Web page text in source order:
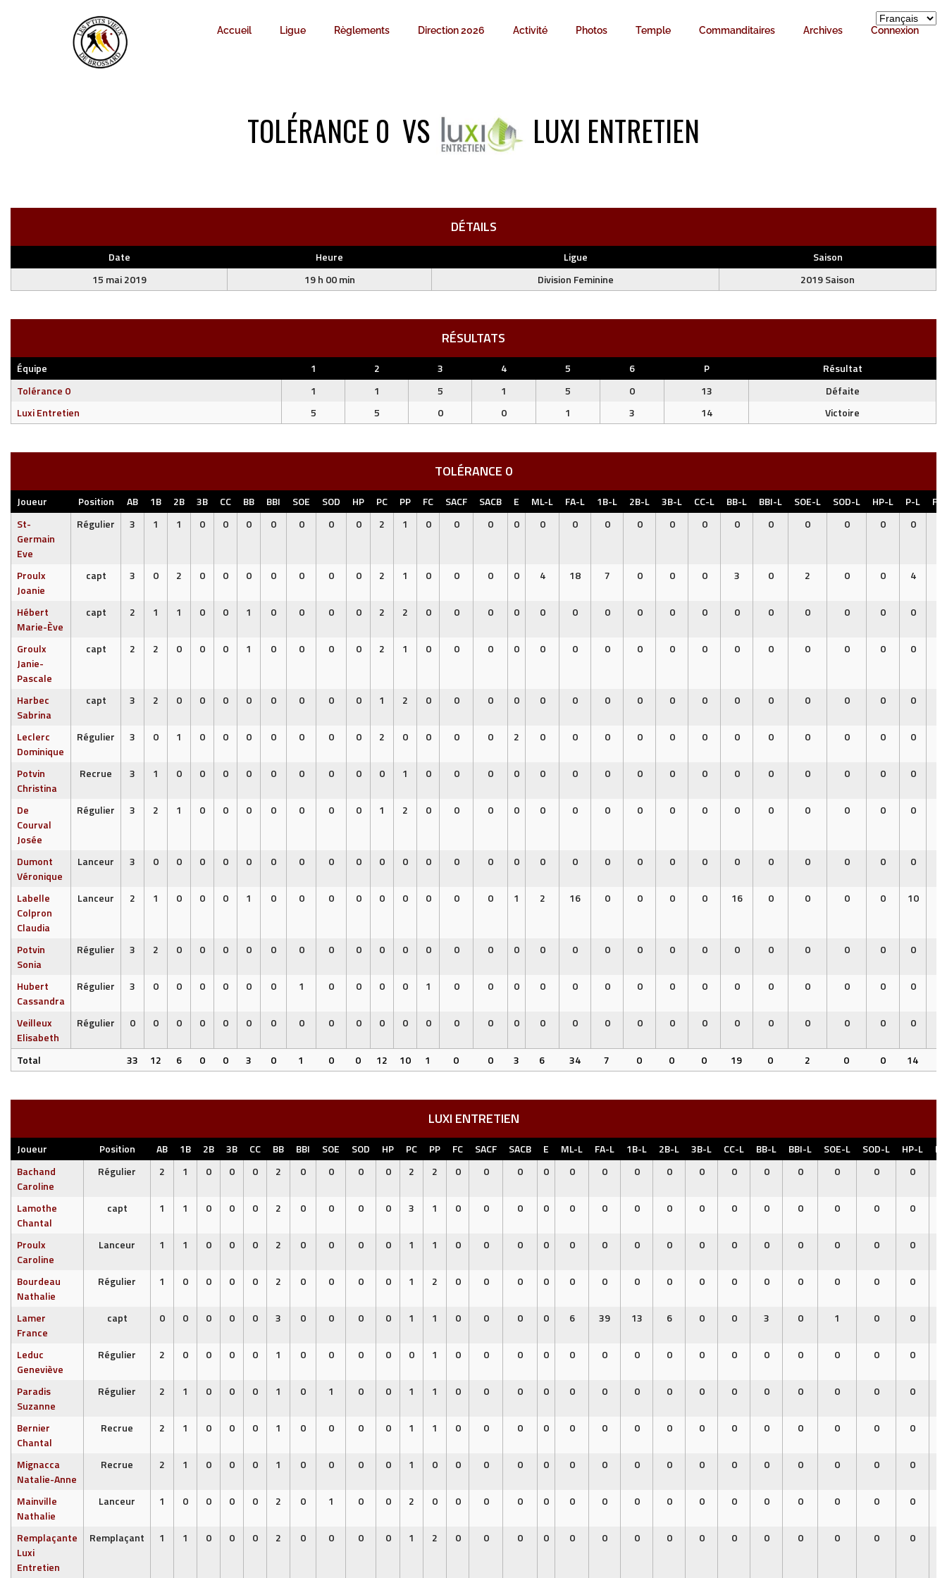
Accueil Ligue Règlements Direction 2026 Activité Photos Temple Commanditaires Archives Connexion
TOLÉRANCE 0 VS LUXI ENTRETIEN
DÉTAILS
Date Heure Ligue
Saison
15 mai 2019
19 h 00 min Division Feminine 2019 Saison
RÉSULTATS
Équipe 1 2 3 4 5 6 P
Résultat
Tolérance 0
1 1 5 1 5 0 13
Défaite
Luxi Entretien
5 5 0 0 1 3 14 Victoire
TOLÉRANCE 0
Joueur Position AB 1B 2B 3B CC BB BBI SOE SOD HP PC PP FC SACF SACB E ML-L FA-L 1B-L 2B-L 3B-L CC-L BB-L BBI-L SOE-L SOD-L HP-L P-L
St-
Germain
Eve
Régulier 3 1 1 0 0 0 0 0 0 0 2 1 0 0 0 0 0 0 0 0 0 0 0 0 0 0 0 0
Proulx
Joanie
capt 3 0 2 0 0 0 0 0 0 0 2 1 0 0 0 0 4 18 7 0 0 0 3 0 2 0 0 4
Hébert
Marie-Ève
capt 2 1 1 0 0 1 0 0 0 0 2 2 0 0 0 0 0 0 0 0 0 0 0 0 0 0 0 0
Groulx
Janie-
Pascale
capt 2 2 0 0 0 1 0 0 0 0 2 1 0 0 0 0 0 0 0 0 0 0 0 0 0 0 0 0
Harbec
Sabrina
capt 3 2 0 0 0 0 0 0 0 0 1 2 0 0 0 0 0 0 0 0 0 0 0 0 0 0 0 0
Leclerc
Dominique
Régulier 3 0 1 0 0 0 0 0 0 0 2 0 0 0 0 2 0 0 0 0 0 0 0 0 0 0 0 0
Potvin
Christina
Recrue 3 1 0 0 0 0 0 0 0 0 0 1 0 0 0 0 0 0 0 0 0 0 0 0 0 0 0 0
De
Courval
Josée
Régulier 3 2 1 0 0 0 0 0 0 0 1 2 0 0 0 0 0 0 0 0 0 0 0 0 0 0 0 0
Dumont
Véronique
Lanceur 3 0 0 0 0 0 0 0 0 0 0 0 0 0 0 0 0 0 0 0 0 0 0 0 0 0 0 0
Labelle
Colpron
Claudia
Lanceur 2 1 0 0 0 1 0 0 0 0 0 0 0 0 0 1 2 16 0 0 0 0 16 0 0 0 0 10
Potvin
Sonia
Régulier 3 2 0 0 0 0 0 0 0 0 0 0 0 0 0 0 0 0 0 0 0 0 0 0 0 0 0 0
Hubert
Cassandra
Régulier 3 0 0 0 0 0 0 1 0 0 0 0 1 0 0 0 0 0 0 0 0 0 0 0 0 0 0 0
Veilleux
Elisabeth
Régulier 0 0 0 0 0 0 0 0 0 0 0 0 0 0 0 0 0 0 0 0 0 0 0 0 0 0 0 0
Total 33 12 6 0 0 3 0 1 0 0 12 10 1 0 0 3 6 34 7 0 0 0 19 0 2 0 0 14
LUXI ENTRETIEN
Joueur Position AB 1B 2B 3B CC BB BBI SOE SOD HP PC PP FC SACF SACB E ML-L FA-L 1B-L 2B-L 3B-L CC-L BB-L BBI-L SOE-L SOD-L HP-L
Bachand
Caroline
Régulier 2 1 0 0 0 2 0 0 0 0 2 2 0 0 0 0 0 0 0 0 0 0 0 0 0 0 0
Lamothe
Chantal
capt 1 1 0 0 0 2 0 0 0 0 3 1 0 0 0 0 0 0 0 0 0 0 0 0 0 0 0
Proulx
Caroline
Lanceur 1 1 0 0 0 2 0 0 0 0 1 1 0 0 0 0 0 0 0 0 0 0 0 0 0 0 0
Bourdeau
Nathalie
Régulier 1 0 0 0 0 2 0 0 0 0 1 2 0 0 0 0 0 0 0 0 0 0 0 0 0 0 0
Lamer
France
capt 0 0 0 0 0 3 0 0 0 0 1 1 0 0 0 0 6 39 13 6 0 0 3 0 1 0 0
Leduc
Geneviève
Régulier 2 0 0 0 0 1 0 0 0 0 0 1 0 0 0 0 0 0 0 0 0 0 0 0 0 0 0
Paradis
Suzanne
Régulier 2 1 0 0 0 1 0 1 0 0 1 1 0 0 0 0 0 0 0 0 0 0 0 0 0 0 0
Bernier
Chantal
Recrue 2 1 0 0 0 1 0 0 0 0 1 1 0 0 0 0 0 0 0 0 0 0 0 0 0 0 0
Mignacca
Natalie-Anne
Recrue 2 1 0 0 0 1 0 0 0 0 1 0 0 0 0 0 0 0 0 0 0 0 0 0 0 0 0
Mainville
Nathalie
Lanceur 1 0 0 0 0 2 0 1 0 0 2 0 0 0 0 0 0 0 0 0 0 0 0 0 0 0 0
Remplaçante
Luxi
Entretien
Remplaçant 1 1 0 0 0 2 0 0 0 0 1 2 0 0 0 0 0 0 0 0 0 0 0 0 0 0 0